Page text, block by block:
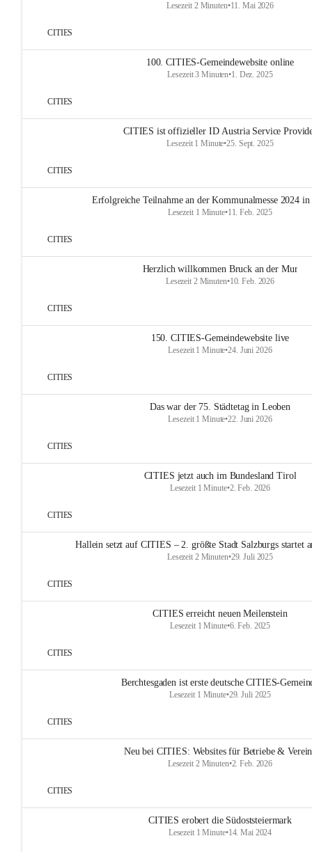
Lesezeit 2 Minuten•11. Mai 2026
CITIES
100. CITIES-Gemeindewebsite online
Lesezeit 3 Minuten•1. Dez. 2025
CITIES
CITIES ist offizieller ID Austria Service
Lesezeit 1 Minute•25. Sept. 2025
CITIES
Erfolgreiche Teilnahme an der Kommunalmesse 2024
Lesezeit 1 Minute•11. Feb. 2025
CITIES
Herzlich willkommen Bruck an der Mur
Lesezeit 2 Minuten•10. Feb. 2026
CITIES
150. CITIES-Gemeindewebsite live
Lesezeit 1 Minute•24. Juni 2026
CITIES
Das war der 75. Städtetag in Leoben
Lesezeit 1 Minute•22. Juni 2026
CITIES
CITIES jetzt auch im Bundesland Tirol
Lesezeit 1 Minute•2. Feb. 2026
CITIES
Hallein setzt auf CITIES – 2. größte Stadt Salzburgs startet
Lesezeit 2 Minuten•29. Juli 2025
CITIES
CITIES erreicht neuen Meilenstein
Lesezeit 1 Minute•6. Feb. 2025
CITIES
Berchtesgaden ist erste deutsche CITIES-
Lesezeit 1 Minute•29. Juli 2025
CITIES
Neu bei CITIES: Websites für Betriebe &
Lesezeit 2 Minuten•2. Feb. 2026
CITIES
CITIES erobert die Südoststeiermark
Lesezeit 1 Minute•14. Mai 2024